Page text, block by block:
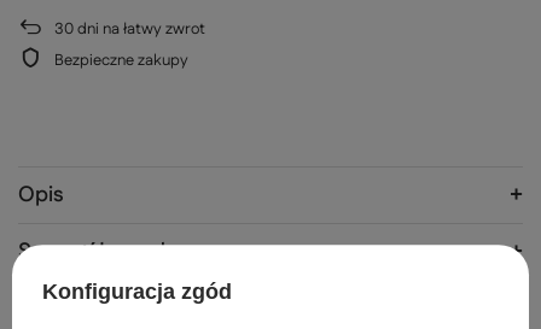
30dni na łatwy zwrot
Bezpieczne zakupy
Opis
Szczegółowe dane
Gwarancja
Konfiguracja zgód